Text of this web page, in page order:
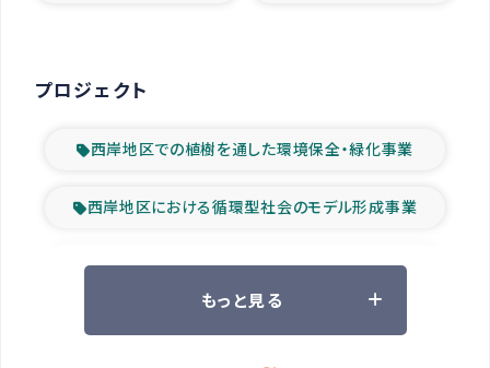
プロジェクト
西岸地区での植樹を通した環境保全・緑化事業
西岸地区における循環型社会のモデル形成事業
ツアー参加者の声
もっと見る